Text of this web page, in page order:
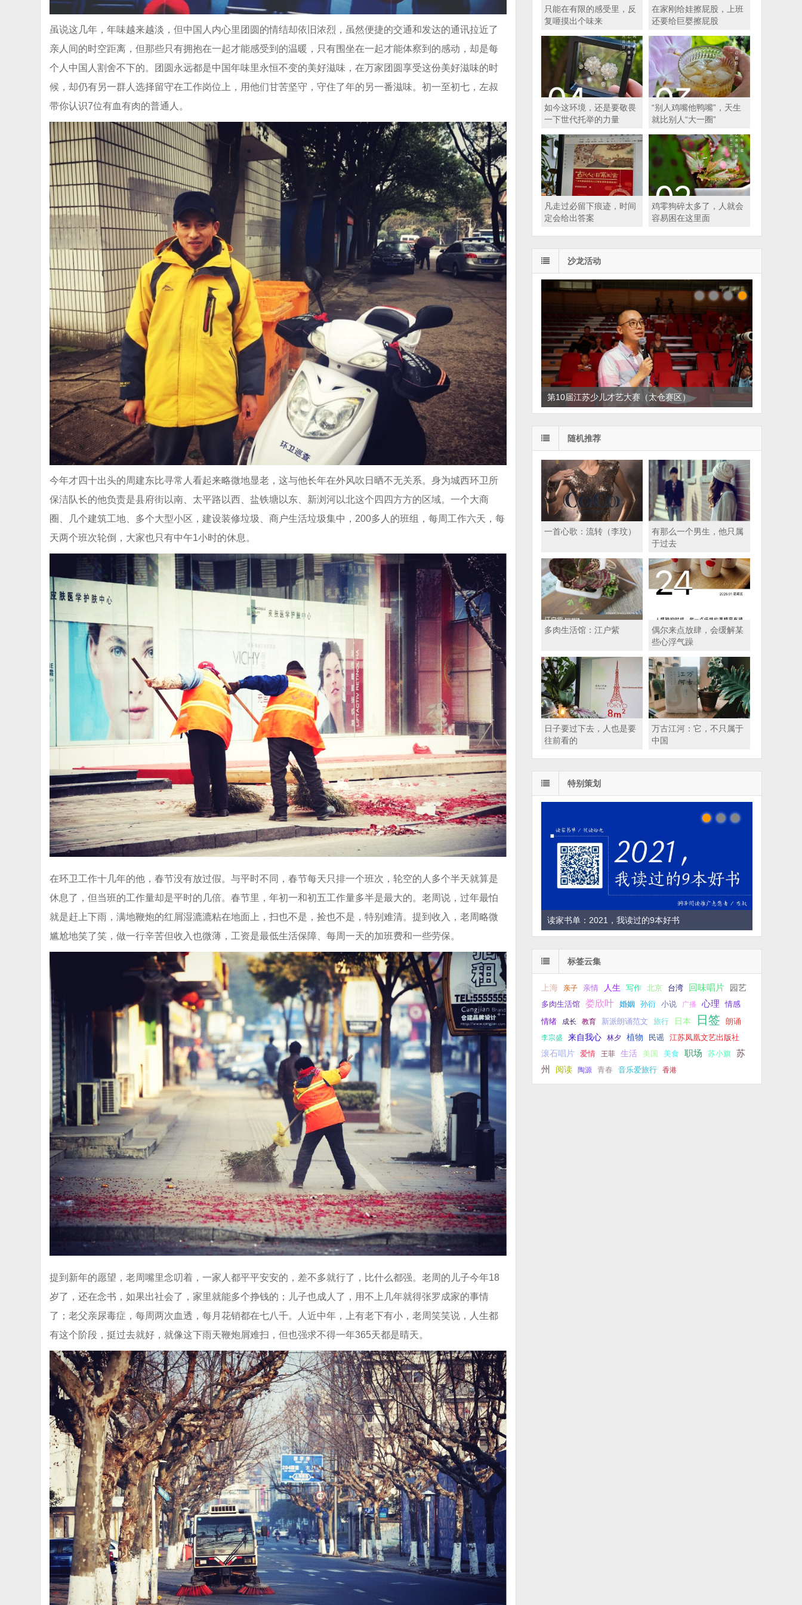
虽说这几年，年味越来越淡，但中国人内心里团圆的情结却依旧浓烈，虽然便捷的交通和发达的通讯拉近了
亲人间的时空距离，但那些只有拥抱在一起才能感受到的温暖，只有围坐在一起才能体察到的感动，却是每
个人中国人割舍不下的。团圆永远都是中国年味里永恒不变的美好滋味，在万家团圆享受这份美好滋味的时
候，却仍有另一群人选择留守在工作岗位上，用他们甘苦坚守，守住了年的另一番滋味。初一至初七，左叔
带你认识7位有血有肉的普通人。
今年才四十出头的周建东比寻常人看起来略微地显老，这与他长年在外风吹日晒不无关系。身为城西环卫所
保洁队长的他负责是县府街以南、太平路以西、盐铁塘以东、新浏河以北这个四四方方的区域。一个大商
圈、几个建筑工地、多个大型小区，建设装修垃圾、商户生活垃圾集中，200多人的班组，每周工作六天，每
天两个班次轮倒，大家也只有中午1小时的休息。
在环卫工作十几年的他，春节没有放过假。与平时不同，春节每天只排一个班次，轮空的人多个半天就算是
休息了，但当班的工作量却是平时的几倍。春节里，年初一和初五工作量多半是最大的。老周说，过年最怕
就是赶上下雨，满地鞭炮的红屑湿漉漉粘在地面上，扫也不是，捡也不是，特别难清。提到收入，老周略微
尴尬地笑了笑，做一行辛苦但收入也微薄，工资是最低生活保障、每周一天的加班费和一些劳保。
提到新年的愿望，老周嘴里念叨着，一家人都平平安安的，差不多就行了，比什么都强。老周的儿子今年18
岁了，还在念书，如果出社会了，家里就能多个挣钱的；儿子也成人了，用不上几年就得张罗成家的事情
了；老父亲尿毒症，每周两次血透，每月花销都在七八千。人近中年，上有老下有小，老周笑笑说，人生都
有这个阶段，挺过去就好，就像这下雨天鞭炮屑难扫，但也强求不得一年365天都是晴天。
只能在有限的感受里，反
复咂摸出个味来
在家刚给娃擦屁股，上班
还要给巨婴擦屁股
如今这环境，还是要敬畏
一下世代托举的力量
“别人鸡嘴他鸭嘴”，天生
就比别人“大一圈”
凡走过必留下痕迹，时间
定会给出答案
鸡零狗碎太多了，人就会
容易困在这里面
沙龙活动
第10届江苏少儿才艺大赛（太仓赛区）
随机推荐
一首心歌：流转（李玟）
有那么一个男生，他只属
于过去
多肉生活馆：江户紫
偶尔来点放肆，会缓解某
些心浮气躁
日子要过下去，人也是要
往前看的
万古江河：它，不只属于
中国
特别策划
读家书单：2021，我读过的9本好书
标签云集
上海 亲子 亲情 人生 写作 北京 台湾 回味唱片 园艺
多肉生活馆 娄欣叶 婚姻 孙衍 小说 广播 心理 情感
情绪 成长 教育 新派朗诵范文 旅行 日本 日签 朗诵
李宗盛 来自我心 林夕 植物 民谣
江苏凤凰文艺出版社
滚石唱片
爱情 王菲 生活 美国 美食 职场 苏小旗
苏
州
阅读 陶源 青春 音乐爱旅行 香港